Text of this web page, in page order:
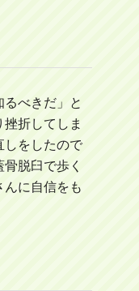
べきだ」と
折してしま
しをしたので
脱臼で歩く
に自信をも